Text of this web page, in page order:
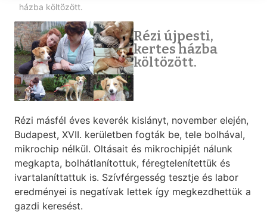
házba költözött.
Rézi újpesti,
kertes házba
költözött.
Rézi másfél éves keverék kislányt, november elején,
Budapest, XVII. kerületben fogták be, tele bolhával,
mikrochip nélkül. Oltásait és mikrochipjét nálunk
megkapta, bolhátlanítottuk, féregtelenítettük és
ivartalaníttattuk is. Szívférgesség tesztje és labor
eredményei is negatívak lettek így megkezdhettük a
gazdi keresést.